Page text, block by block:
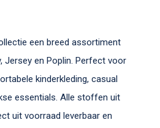
een breed assortiment
Jersey en Poplin. Perfect voor
kinderkleding, casual
essentials. Alle stoffen uit
uit voorraad leverbaar en